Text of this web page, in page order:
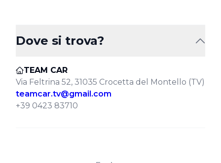
Dove si trova?
TEAM CAR
Via Feltrina 52, 31035 Crocetta del Montello (TV)
teamcar.tv@gmail.com
+39 0423 83710